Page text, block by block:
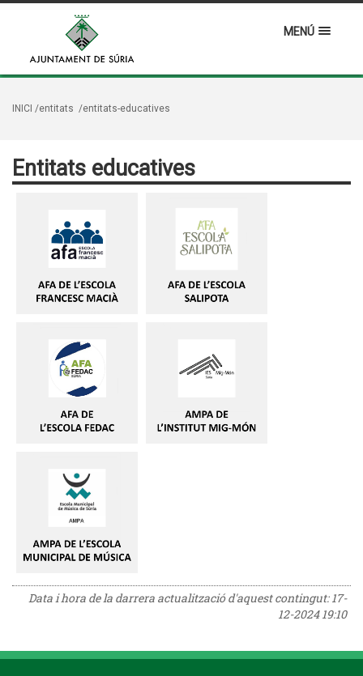
MENÚ
INICI /entitats /entitats-educatives
Entitats educatives
Data i hora de la darrera actualització d'aquest contingut:17-
12-2024 19:10